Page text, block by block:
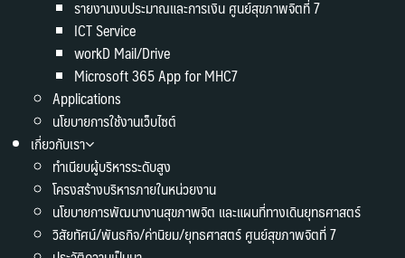
รายงานงบประมาณและการเงิน ศูนย์สุขภาพจิตที่ 7
ICT Service
workD Mail/Drive
Microsoft 365 App for MHC7
Applications
นโยบายการใช้งานเว็บไซต์
เกี่ยวกับเรา
ทำเนียบผู้บริหารระดับสูง
โครงสร้างบริหารภายในหน่วยงาน
นโยบายการพัฒนางานสุขภาพจิต และแผนที่ทางเดินยุทธศาสตร์
วิสัยทัศน์/พันธกิจ/ค่านิยม/ยุทธศาสตร์ ศูนย์สุขภาพจิตที่ 7